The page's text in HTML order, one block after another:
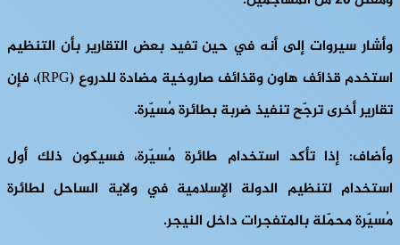
وأشار سيروات إلى أنه في حين تفيد بعض التقارير بأن التنظيم
استخدم قذائف هاون وقذائف صاروخية مضادة للدروع (RPG)، فإن
تقارير أخرى ترجّح تنفيذ ضربة بطائرة مُسيّرة.
وأضاف: إذا تأكد استخدام طائرة مُسيّرة، فسيكون ذلك أول
استخدام لتنظيم الدولة الإسلامية في ولاية الساحل لطائرة
مُسيّرة محمّلة بالمتفجرات داخل النيجر.